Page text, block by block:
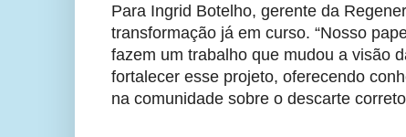
Para Ingrid Botelho, gerente da
transformação já em curso. “Nosso
fazem um trabalho que mudou a visão
fortalecer esse projeto, oferecendo
na comunidade sobre o descarte